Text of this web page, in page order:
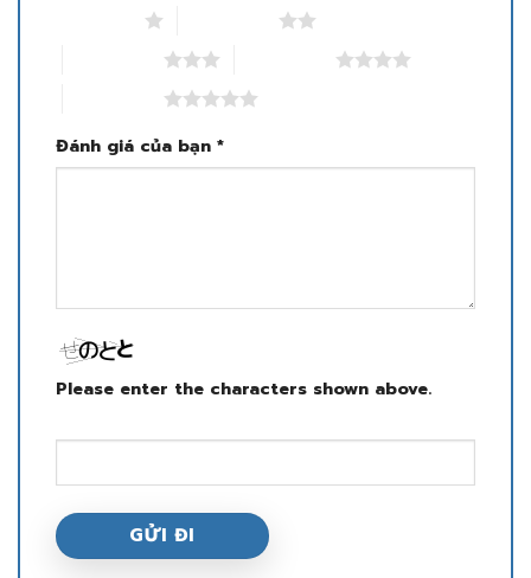
Đánh giá của bạn *
Please enter the characters shown above.